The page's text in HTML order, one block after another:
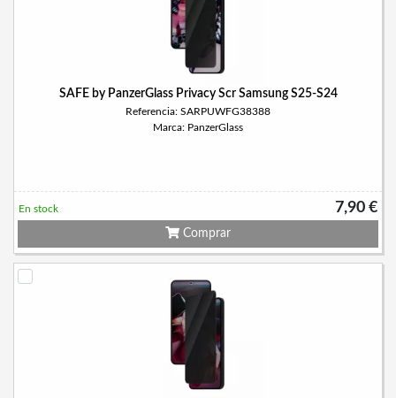
SAFE by PanzerGlass Privacy Scr Samsung S25-S24
Referencia: SARPUWFG38388
Marca: PanzerGlass
7,90 €
En stock
Comprar